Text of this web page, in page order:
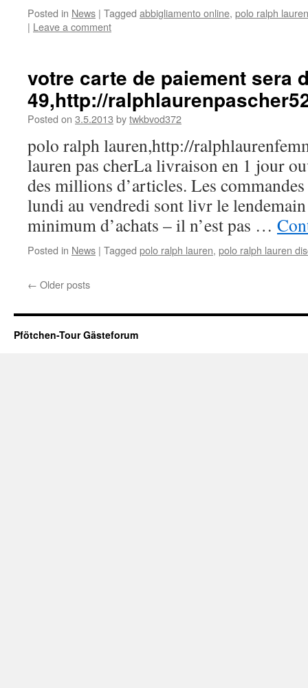
Posted in News | Tagged abbigliamento online, polo ralph
| Leave a comment
votre carte de paiement sera
49,http://
Posted on 3.5.2013 bytwkbvod372
polo ralph lauren,http://
lauren pas cherLa livraison en 1 jour
des millions d’articles. Les
lundi au vendredi sont livr le lendemain
minimum d’achats – il n’est pas …
Posted in News | Tagged polo ralph lauren, polo ralph lauren
← Older posts
Pfötchen-Tour Gästeforum